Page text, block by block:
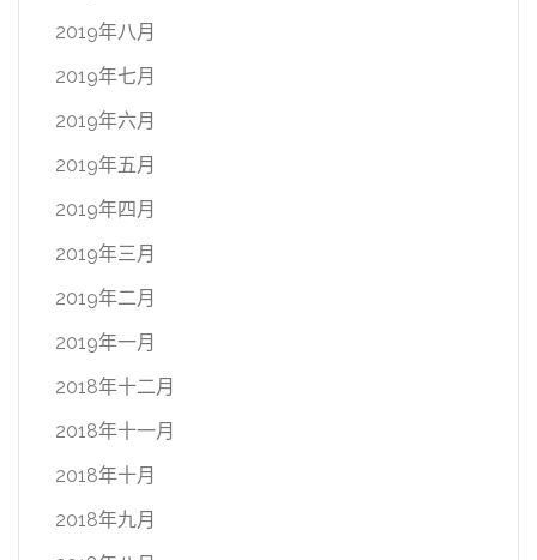
2019年八月
2019年七月
2019年六月
2019年五月
2019年四月
2019年三月
2019年二月
2019年一月
2018年十二月
2018年十一月
2018年十月
2018年九月